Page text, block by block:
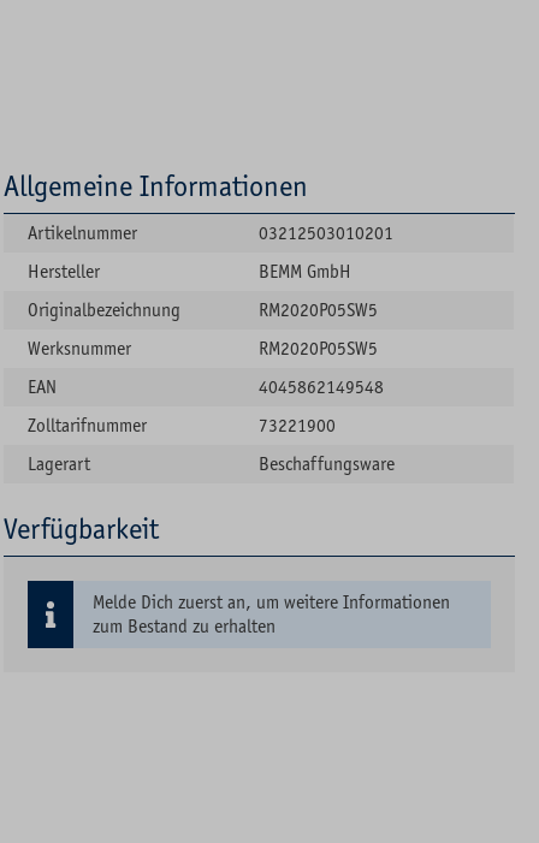
Allgemeine Informationen
Artikelnummer
03212503010201
Hersteller
BEMM GmbH
Originalbezeichnung
RM2020P05SW5
Werksnummer
RM2020P05SW5
EAN
4045862149548
Zolltarifnummer
73221900
Lagerart
Beschaffungsware
Verfügbarkeit
Melde Dich zuerst an, um weitere Informationen
zum Bestand zu erhalten